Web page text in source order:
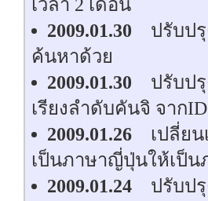
เวลา 2 เดือน
2009.01.30 ปรับปรุ
ค้นหาด้วย
2009.01.30 ปรับปรุ
เรียงลำดับคันจิ จาก
2009.01.26 เปลี่ยน
เป็นภาษาญี่ปุ่นให้เป็น
2009.01.24 ปรับปรุ